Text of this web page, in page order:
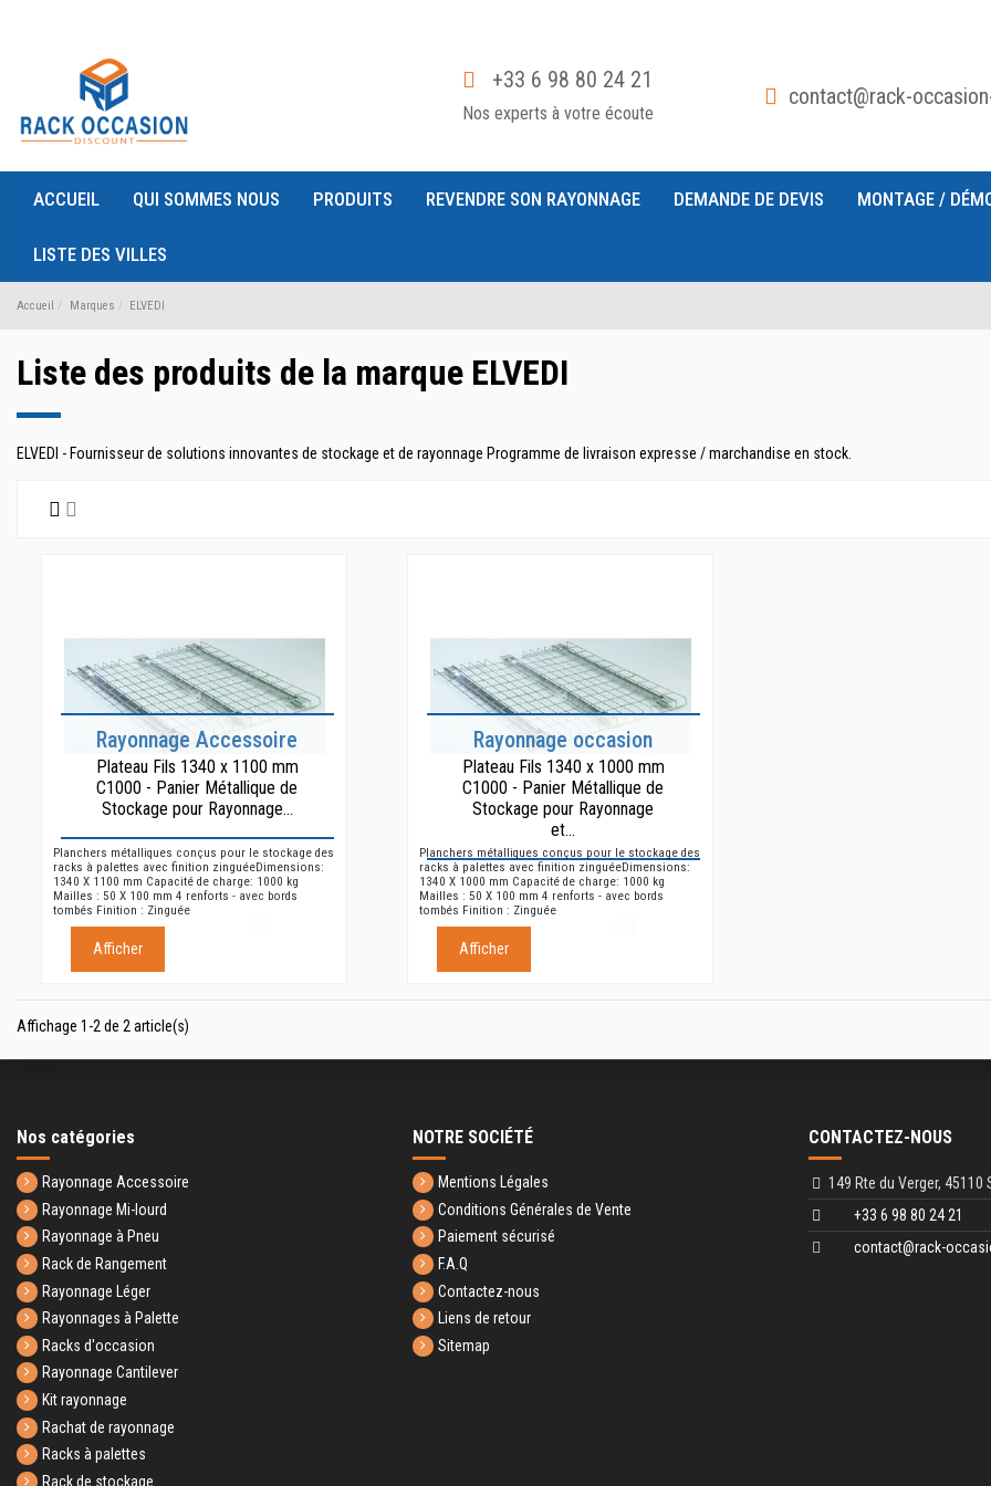
+33 6 98 80 24 21
Nos experts à votre écoute
contact@rack-
ACCUEIL QUI SOMMES NOUS PRODUITS REVENDRE SON RAYONNAGE DEMANDE DE DEVIS MONTAGE /
LISTE DES VILLES
Accueil Marques ELVEDI
Liste des produits de la marque ELVEDI
ELVEDI - Fournisseur de solutions innovantes de stockage et de rayonnage Programme de livraison expresse / marchandise en stock.
Rayonnage Accessoire
Plateau Fils 1340 x 1100 mm
C1000 - Panier Métallique de
Stockage pour Rayonnage...
Planchers métalliques conçus pour le stockage des
racks à palettes avec finition zinguéeDimensions:
1340 X 1100 mm Capacité de charge: 1000 kg
Mailles : 50 X 100 mm 4 renforts - avec bords
tombés Finition : Zinguée
Afficher
Rayonnage occasion
Plateau Fils 1340 x 1000 mm
C1000 - Panier Métallique de
Stockage pour Rayonnage
et...
Planchers métalliques conçus pour le stockage des
racks à palettes avec finition zinguéeDimensions:
1340 X 1000 mm Capacité de charge: 1000 kg
Mailles : 50 X 100 mm 4 renforts - avec bords
tombés Finition : Zinguée
Afficher
Affichage 1-2 de 2 article(s)
Nos catégories
Rayonnage Accessoire
Rayonnage Mi-lourd
Rayonnage à Pneu
Rack de Rangement
Rayonnage Léger
Rayonnages à Palette
Racks d'occasion
Rayonnage Cantilever
Kit rayonnage
Rachat de rayonnage
Racks à palettes
Rack de stockage
NOTRE SOCIÉTÉ
Mentions Légales
Conditions Générales de Vente
Paiement sécurisé
F.A.Q
Contactez-nous
Liens de retour
Sitemap
CONTACTEZ-NOUS
149 Rte du Verger, 45110
+33 6 98 80 24 21
contact@rack-